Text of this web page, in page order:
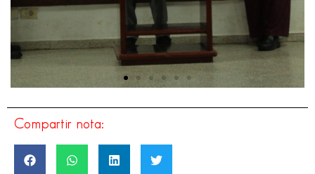
Compartir nota: